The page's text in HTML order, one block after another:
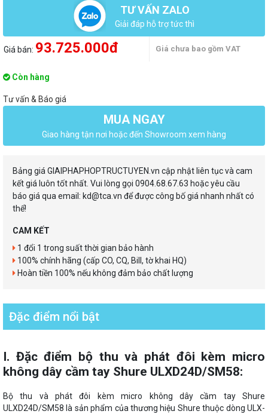
TƯ VẤN ZALO
Giải đáp hỗ trợ tức thì
Giá bán: 93.725.000đ Giá chưa bao gồm VAT
Còn hàng
Tư vấn & Báo giá
MUA NGAY
Giao hàng tận nơi hoặc đến Showroom xem hàng
Bảng giá GIAIPHAPHOPTRUCTUYEN.vn cập nhật liên tục và cam
kết giá luôn tốt nhất. Vui lòng gọi 0904.68.67.63 hoặc yêu cầu
báo giá qua email: kd@tca.vn để được công bố giá nhanh nhất có
thể!
CAM KẾT
1 đổi 1 trong suất thời gian bảo hành
100% chính hãng (cấp CO, CQ, Bill, tờ khai HQ)
Hoàn tiền 100% nếu không đảm bảo chất lượng
Đặc điểm nổi bật
I. Đặc điểm bộ thu và phát đôi kèm micro
không dây cầm tay Shure ULXD24D/SM58:
Bộ thu và phát đôi kèm micro không dây cầm tay Shure
ULXD24D/SM58 là sản phẩm của thương hiệu Shure thuộc dòng ULX-